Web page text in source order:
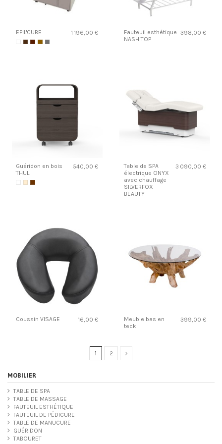
EPIL'CUBE 1 196,00 €
Fauteuil esthétique
NASH TOP
398,00 €
Guéridon en bois
THUL
540,00 €
Table de SPA
électrique ONYX
avec chauffage
SILVERFOX
BEAUTY
3 090,00 €
Coussin VISAGE 16,00 €
Meuble bas en
teck
399,00 €
1 2
MOBILIER
TABLE DE SPA
TABLE DE MASSAGE
FAUTEUIL ESTHÉTIQUE
FAUTEUIL DE PÉDICURE
TABLE DE MANUCURE
GUÉRIDON
TABOURET